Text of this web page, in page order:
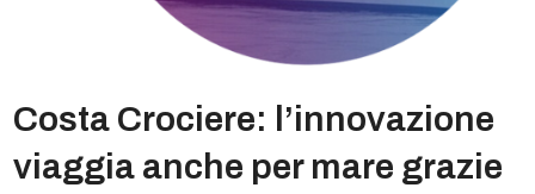
Costa Crociere: l’innovazione
viaggia anche per mare grazie